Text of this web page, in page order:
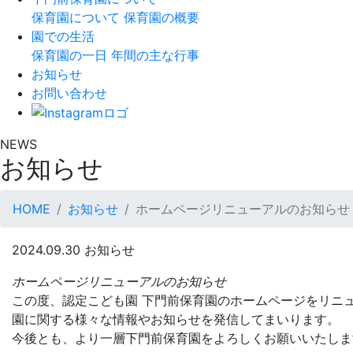
保育園について 保育園の概要
園での生活
保育園の一日 年間の主な行事
お知らせ
お問い合わせ
NEWS
お知らせ
HOME お知らせ ホームページリニューアルのお知らせ
2024.09.30 お知らせ
ホームページリニューアルのお知らせ
この度、認定こども園 下門前保育園のホームページをリニ
園に関する様々な情報やお知らせを発信してまいります。
今後とも、より一層下門前保育園をよろしくお願いいたしま